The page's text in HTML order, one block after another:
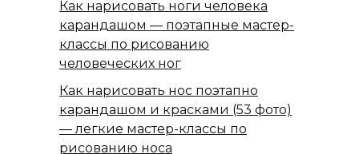
Как нарисовать ноги человека
карандашом — поэтапные мастер-
классы по рисованию
человеческих ног
Как нарисовать нос поэтапно
карандашом и красками (53 фото)
— легкие мастер-классы по
рисованию носа